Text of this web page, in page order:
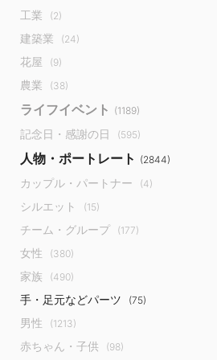
工業 (2)
建築業 (24)
花屋 (9)
農業 (38)
ライフイベント (1189)
記念日・感謝の日 (595)
人物・ポートレート (2844)
カップル・パートナー (4)
シルエット (15)
チーム・グループ (177)
女性 (380)
家族 (490)
手・足元などパーツ (75)
男性 (1213)
赤ちゃん・子供 (98)